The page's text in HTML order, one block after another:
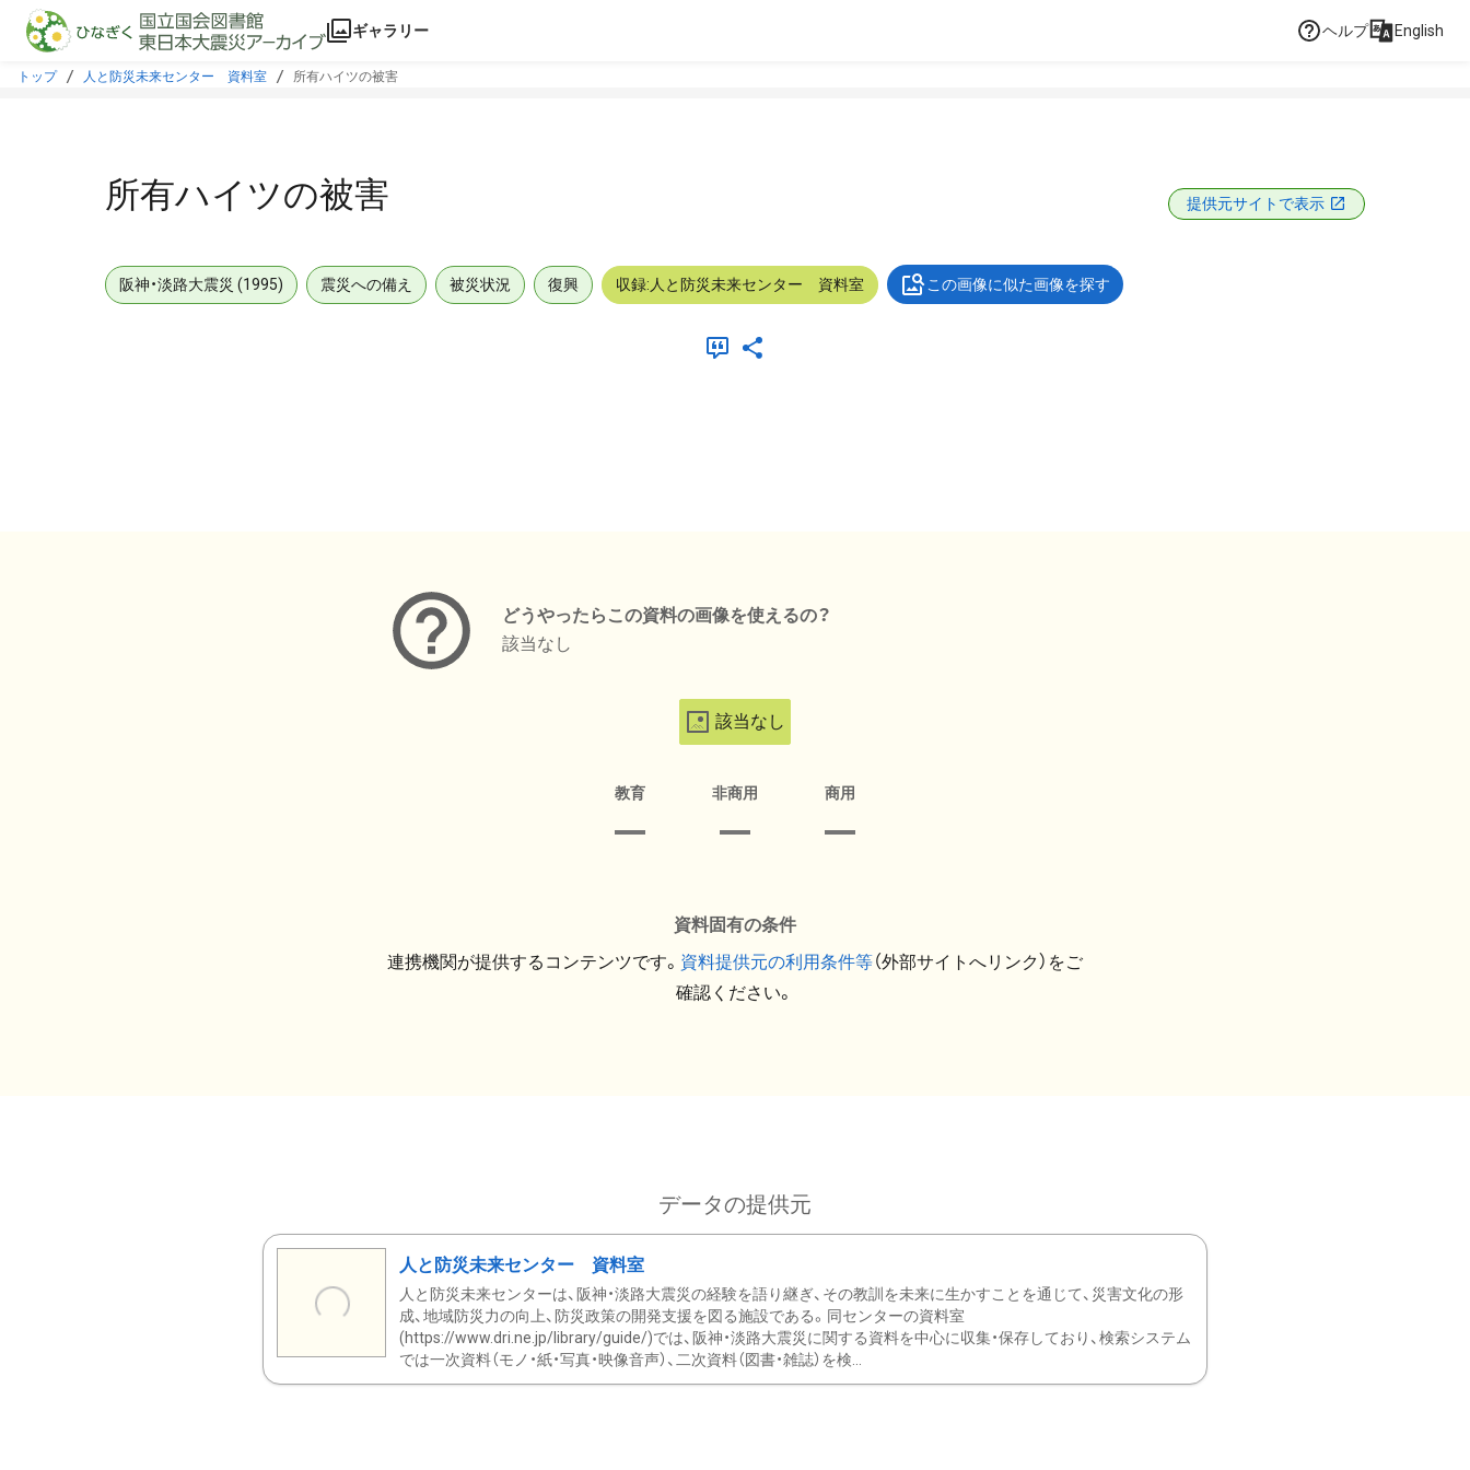
本文に飛ぶ
ギャラリー ヘルプ English
トップ 人と防災未来センター 資料室 所有ハイツの被害
所有ハイツの被害 提供元サイトで表示
阪神・淡路大震災 (1995) 震災への備え 被災状況 復興 収録:人と防災未来センター 資料室 この画像に似た画像を探す
どうやったらこの資料の画像を使えるの？
該当なし
該当なし
教育 非商用 商用
資料固有の条件
連携機関が提供するコンテンツです。 資料提供元の利用条件等（外部サイトへリンク）をご
確認ください。
データの提供元
人と防災未来センター 資料室
人と防災未来センターは、阪神・淡路大震災の経験を語り継ぎ、その教訓を未来に生かすことを通じて、災害文化の形
成、地域防災力の向上、防災政策の開発支援を図る施設である。同センターの資料室
(https://www.dri.ne.jp/library/guide/)では、阪神・淡路大震災に関する資料を中心に収集・保存しており、検索システム
では一次資料（モノ・紙・写真・映像音声）、二次資料（図書・雑誌）を検...